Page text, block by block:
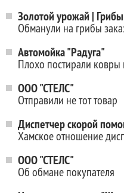
Золотой урожай | Грибы
Обманули на грибы
Автомойка "Радуга"
Плохо постирали ковры
ООО "СТЕЛС"
Отправили не тот товар
Диспетчер скорой
Хамское отношение
ООО "СТЕЛС"
Об обмане покупателя